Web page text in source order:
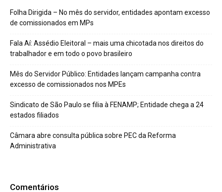
Folha Dirigida – No mês do servidor, entidades apontam excesso
de comissionados em MPs
Fala Aí: Assédio Eleitoral – mais uma chicotada nos direitos do
trabalhador e em todo o povo brasileiro
Mês do Servidor Público: Entidades lançam campanha contra
excesso de comissionados nos MPEs
Sindicato de São Paulo se filia à FENAMP; Entidade chega a 24
estados filiados
Câmara abre consulta pública sobre PEC da Reforma
Administrativa
Comentários